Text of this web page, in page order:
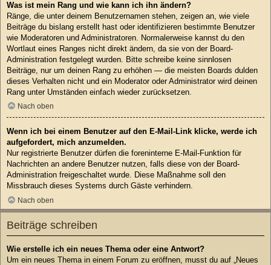
Was ist mein Rang und wie kann ich ihn ändern?
Ränge, die unter deinem Benutzernamen stehen, zeigen an, wie viele
Beiträge du bislang erstellt hast oder identifizieren bestimmte Benutzer
wie Moderatoren und Administratoren. Normalerweise kannst du den
Wortlaut eines Ranges nicht direkt ändern, da sie von der Board-
Administration festgelegt wurden. Bitte schreibe keine sinnlosen
Beiträge, nur um deinen Rang zu erhöhen — die meisten Boards dulden
dieses Verhalten nicht und ein Moderator oder Administrator wird deinen
Rang unter Umständen einfach wieder zurücksetzen.
Nach oben
Wenn ich bei einem Benutzer auf den E-Mail-Link klicke, werde ich
aufgefordert, mich anzumelden.
Nur registrierte Benutzer dürfen die foreninterne E-Mail-Funktion für
Nachrichten an andere Benutzer nutzen, falls diese von der Board-
Administration freigeschaltet wurde. Diese Maßnahme soll den
Missbrauch dieses Systems durch Gäste verhindern.
Nach oben
Beiträge schreiben
Wie erstelle ich ein neues Thema oder eine Antwort?
Um ein neues Thema in einem Forum zu eröffnen, musst du auf „Neues